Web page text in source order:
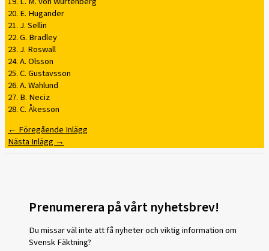
20. E. Hugander
21. J. Sellin
22. G. Bradley
23. J. Roswall
24. A. Olsson
25. C. Gustavsson
26. A. Wahlund
27. B. Neciz
28. C. Åkesson
←Föregående Inlägg
Nästa Inlägg→
Prenumerera på vårt nyhetsbrev!
Du missar väl inte att få nyheter och viktig information om
Svensk Fäktning?